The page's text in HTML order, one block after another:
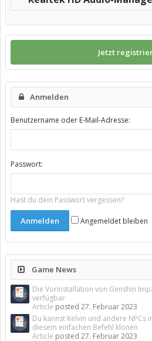
Jetzt
Anmelden
Benutzername oder E-Mail-Adresse:
Passwort:
Hast du dein Passwort vergessen?
Angemeldet bleiben
Game News
Die Vorinstallation von Genshin
verfügbar
Article posted 27. Februar 2023
Du kannst Kelvin und andere NPCs
diesem einfachen Befehl klonen
Article posted 27. Februar 2023